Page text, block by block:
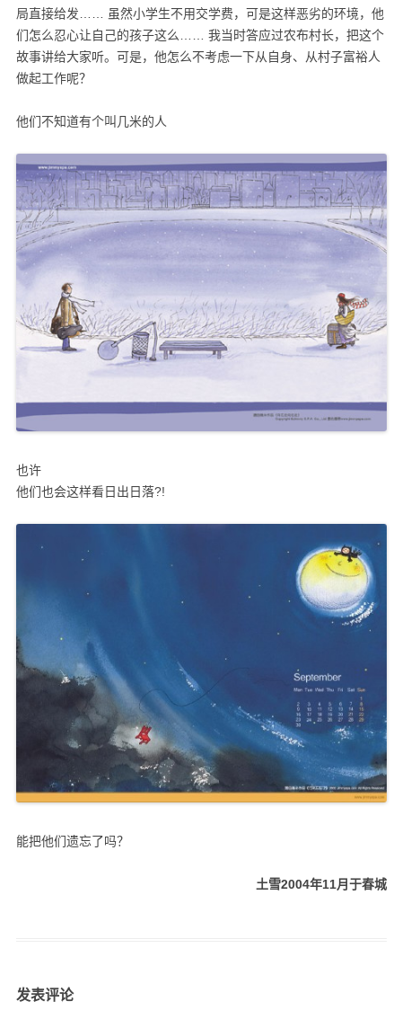
局直接给发……
虽然小学生不用交学费，可是这样恶劣的环境，他
们怎么忍心让自己的孩子这么……
我当时答应过农布村长，把这个
故事讲给大家听。可是，他怎么不考虑一下从自身、从村子富裕人
做起工作呢？
他们不知道有个叫几米的人
也许
他们也会这样看日出日落?!
能把他们遗忘了吗？
土雪2004年11月于春城
发表评论